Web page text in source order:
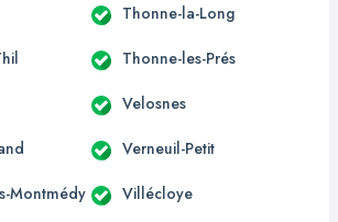
Thonne-la-Long
Thonne-les-Prés
Velosnes
Verneuil-Petit
Montmédy Villécloye